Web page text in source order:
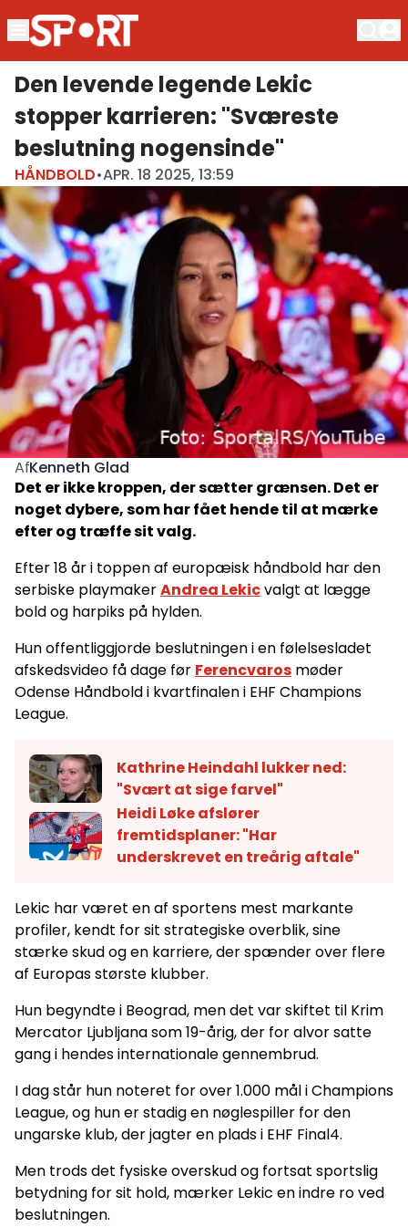
Den levende legende Lekic
stopper karrieren: "Sværeste
beslutning nogensinde"
HÅNDBOLD•APR. 18 2025, 13:59
AfKenneth Glad
Det er ikke kroppen, der sætter grænsen. Det er
noget dybere, som har fået hende til at mærke
efter og træffe sit valg.
Efter 18 år i toppen af europæisk håndbold har den
serbiske playmakerAndrea Lekicvalgt at lægge
bold og harpiks på hylden.
Hun offentliggjorde beslutningen i en følelsesladet
afskedsvideo få dage før Ferencvaros møder
Odense Håndbold i kvartfinalen i EHF Champions
League.
Kathrine Heindahl lukker ned:
"Svært at sige farvel"
Heidi Løke afslører
fremtidsplaner: "Har
underskrevet en treårig aftale"
Lekic har været en af sportens mest markante
profiler, kendt for sit strategiske overblik, sine
stærke skud og en karriere, der spænder over flere
af Europas største klubber.
Hun begyndte i Beograd, men det var skiftet til Krim
Mercator Ljubljana som 19-årig, der for alvor satte
gang i hendes internationale gennembrud.
I dag står hun noteret for over 1.000 mål i Champions
League, og hun er stadig en nøglespiller for den
ungarske klub, der jagter en plads i EHF Final4.
Men trods det fysiske overskud og fortsat sportslig
betydning for sit hold, mærker Lekic en indre ro ved
beslutningen.